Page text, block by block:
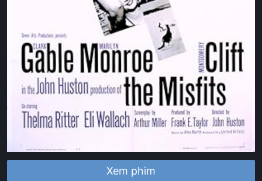
Xem phim